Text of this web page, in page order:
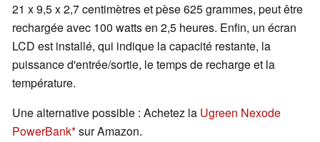
21 x 9,5 x 2,7 centimètres et pèse 625 grammes, peut être
rechargée avec 100 watts en 2,5 heures. Enfin, un écran
LCD est installé, qui indique la capacité restante, la
puissance d'entrée/sortie, le temps de recharge et la
température.
Une alternative possible : Achetez la Ugreen Nexode
PowerBank sur Amazon.